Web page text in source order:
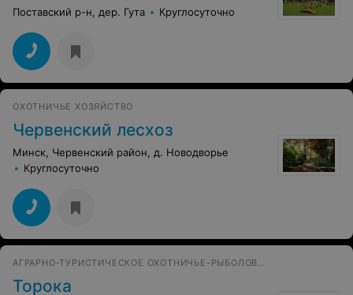
Поставский р-н, дер. Гута Круглосуточно
ОХОТНИЧЬЕ ХОЗЯЙСТВО
Червенский лесхоз
Минск, Червенский район, д. Новодворье
Круглосуточно
АГРАРНО-ТУРИСТИЧЕСКОЕ ОХОТНИЧЬЕ-РЫБОЛОВНОЕ ХОЗЯЙСТВО
Торока